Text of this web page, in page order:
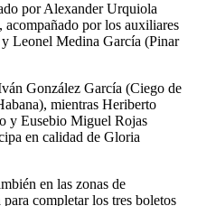
por Alexander Urquiola
por los auxiliares
Leonel Medina García (Pinar
González García (Ciego de
mientras Heriberto
y Eusebio Miguel Rojas
en calidad de Gloria
en las zonas de
completar los tres boletos